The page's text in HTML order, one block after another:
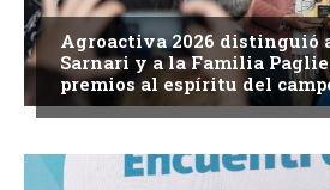
Agroactiva 2026 distinguió
Sarnari y a la Familia
premios al espíritu del